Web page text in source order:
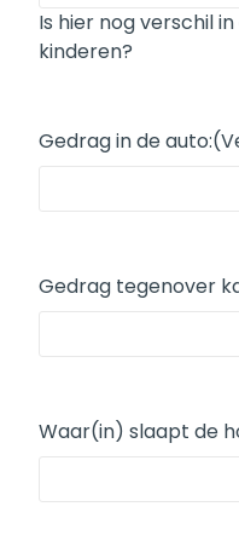
Is hier nog verschil
kinderen?
Gedrag in de auto:
Gedrag tegenover
Waar(in) slaapt de